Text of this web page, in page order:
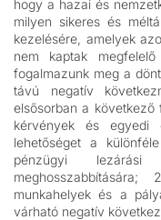
hogy a hazai és
milyen sikeres és
kezelésére, amelyek
nem kaptak megfelelő
fogalmazunk meg a
távú negatív
elsősorban a következő
kérvények és egyedi
lehetőséget a
pénzügyi lezárási
munkahelyek és a
várható negatív